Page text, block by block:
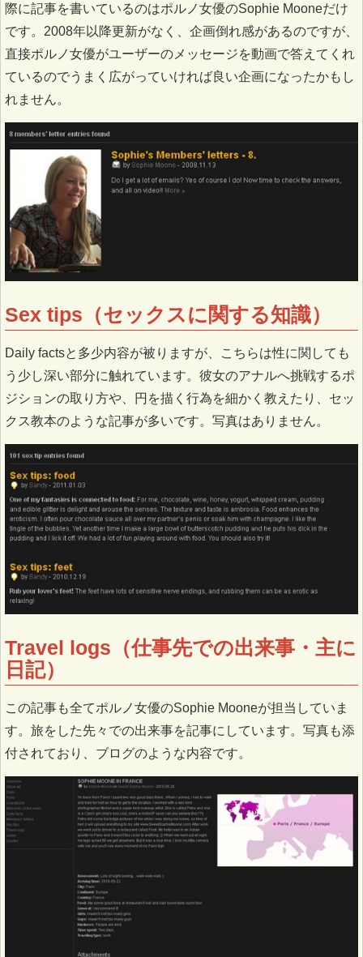
際に記事を書いているのはポルノ女優のSophie Mooneだけ
です。2008年以降更新がなく、企画倒れ感があるのですが、
直接ポルノ女優がユーザーのメッセージを動画で答えてくれ
ているのでうまく広がっていければ良い企画になったかもし
れません。
Sex tips（セックスに関する知識）
Daily factsと多少内容が被りますが、こちらは性に関しても
う少し深い部分に触れています。彼女のアナルへ挑戦するポ
ジションの取り方や、円を描く行為を細かく教えたり、セッ
クス教本のような記事が多いです。写真はありません。
Travel logs（仕事先での出来事・主に
日記）
この記事も全てポルノ女優のSophie Mooneが担当していま
す。旅をした先々での出来事を記事にしています。写真も添
付されており、ブログのような内容です。